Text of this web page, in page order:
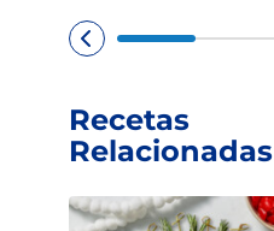
Recetas
Relacionadas
Limited time!
Sign up and save on select
GOYA favorites!